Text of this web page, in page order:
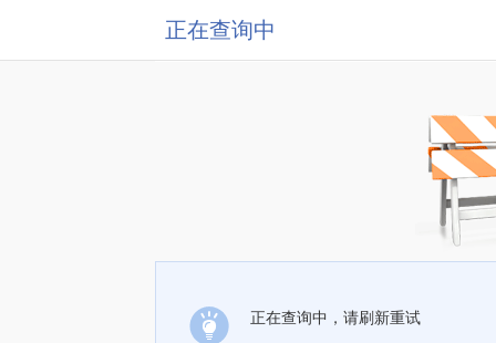
正在查询中
正在查询中，请刷新重试